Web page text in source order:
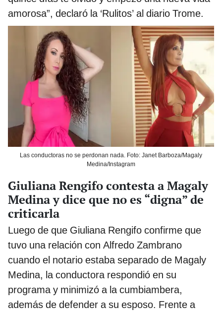
amorosa”, declaró la ‘Rulitos’ al diario Trome.
Las conductoras no se perdonan nada. Foto: Janet Barboza/Magaly
Medina/Instagram
Giuliana Rengifo contesta a Magaly
Medina y dice que no es “digna” de
criticarla
Luego de que Giuliana Rengifo confirme que
tuvo una relación con Alfredo Zambrano
cuando el notario estaba separado de Magaly
Medina, la conductora respondió en su
programa y minimizó a la cumbiambera,
además de defender a su esposo. Frente a